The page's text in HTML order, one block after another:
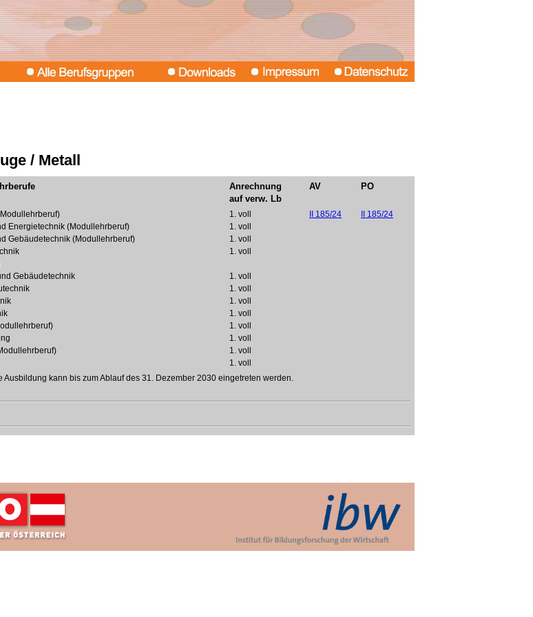
/ Metall
Anrechnung
auf verw. Lb
AV PO
Energietechnik (Modullehrberuf)
Gebäudetechnik (Modullehrberuf)
Gebäudetechnik
1. voll
1. voll
1. voll
1. voll
1. voll
1. voll
1. voll
1. voll
1. voll
1. voll
1. voll
1. voll
II 185/24 II 185/24
kann bis zum Ablauf des 31. Dezember 2030 eingetreten werden.